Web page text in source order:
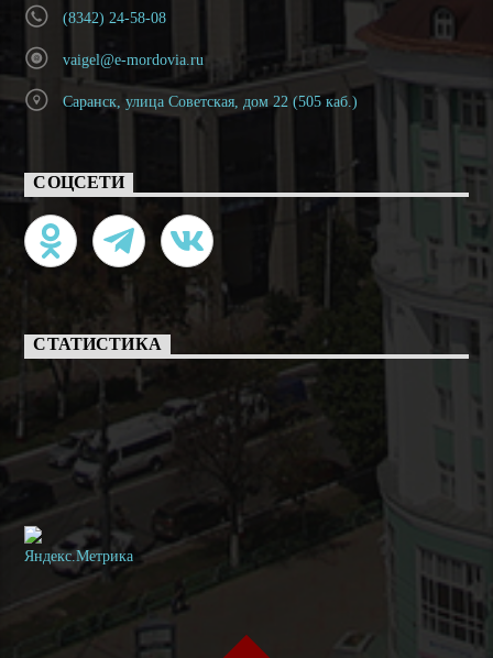
(8342) 24-58-08
vaigel@e-mordovia.ru
Саранск, улица Советская, дом 22 (505 каб.)
СОЦСЕТИ
СТАТИСТИКА